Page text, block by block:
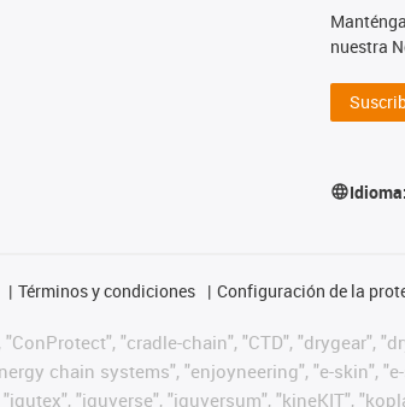
nuestra
Idioma:
Términos y condiciones Configuración de la
"cradle-chain", "CTD", "drygear",
chain systems", "enjoyneering", "e-skin",
"iguverse", "iguversum", "kineKIT",